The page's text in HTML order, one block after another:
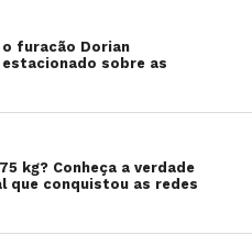
furacão Dorian
sobre as
kg? Conheça a verdade
que conquistou as redes